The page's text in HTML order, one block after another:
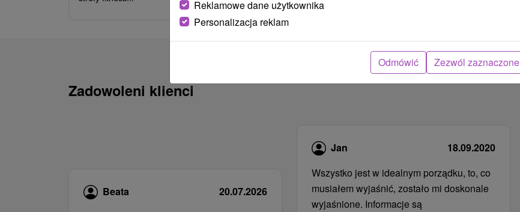
Zadowoleni klienci
Beata 20.07.2026
Jan
18.09.2020
Wszystko jest w idealnym porządku, to, co
musiałem wyjaśnić, zostało mi doskonale
wyjaśnione. Informacje są
Reklamowe dane użytkownika
Personalizacja reklam
Odmówić Zezwól zaznaczone